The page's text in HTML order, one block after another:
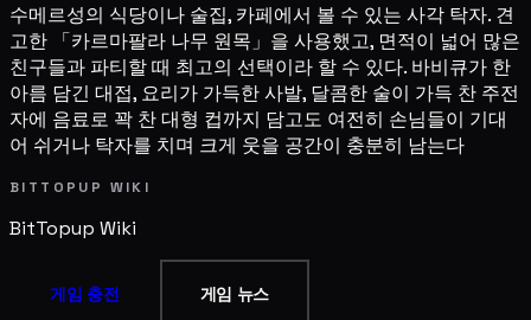
수메르성의 식당이나 술집, 카페에서 볼 수 있는 사각 탁자. 견
고한 「카르마팔라 나무 원목」을 사용했고, 면적이 넓어 많은
친구들과 파티할 때 최고의 선택이라 할 수 있다. 바비큐가 한
아름 담긴 대접, 요리가 가득한 사발, 달콤한 술이 가득 찬 주전
자에 음료로 꽉 찬 대형 컵까지 담고도 여전히 손님들이 기대
어 쉬거나 탁자를 치며 크게 웃을 공간이 충분히 남는다
BITTOPUP WIKI
BitTopup Wiki
게임 충전 게임 뉴스